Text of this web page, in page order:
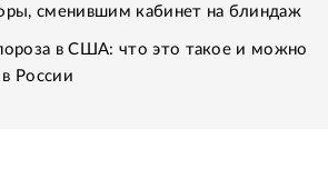
сменившим кабинет на блиндаж
в США: что это такое и можно
России